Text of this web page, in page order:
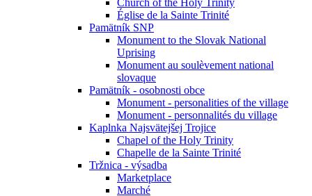
Church of the Holy Trinity
Église de la Sainte Trinité
Pamätník SNP
Monument to the Slovak National
Uprising
Monument au soulèvement national
slovaque
Pamätník - osobnosti obce
Monument - personalities of the village
Monument - personnalités du village
Kaplnka Najsvätejšej Trojice
Chapel of the Holy Trinity
Chapelle de la Sainte Trinité
Tržnica - výsadba
Marketplace
Marché